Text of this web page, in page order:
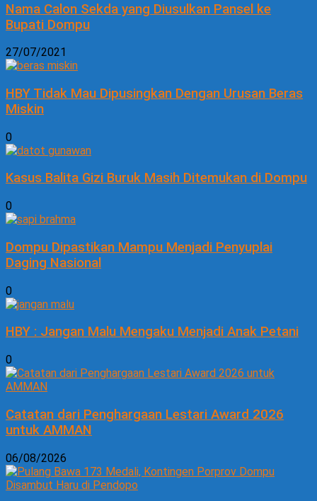
Nama Calon Sekda yang Diusulkan Pansel ke
Bupati Dompu
27/07/2021
HBY Tidak Mau Dipusingkan Dengan Urusan Beras
Miskin
0
Kasus Balita Gizi Buruk Masih Ditemukan di Dompu
0
Dompu Dipastikan Mampu Menjadi Penyuplai
Daging Nasional
0
HBY : Jangan Malu Mengaku Menjadi Anak Petani
0
Catatan dari Penghargaan Lestari Award 2026
untuk AMMAN
06/08/2026